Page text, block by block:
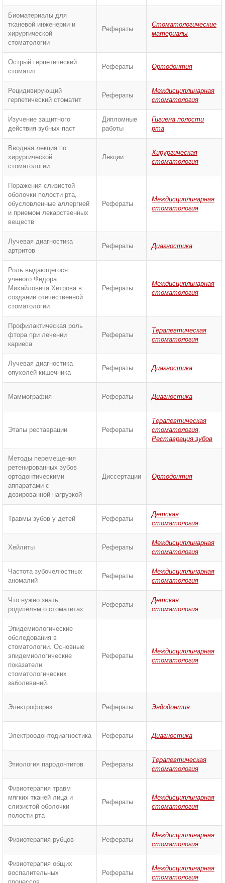
Биоматериалы для
тканевой инженерии и
хирургической
стоматологии
Рефераты
Стоматологические
материалы
Острый герпетический
стоматит
Рефераты Ортодонтия
Рецидивирующий
герпетический стоматит
Рефераты
Междисциплинарная
стоматология
Изучение защитного
действия зубных паст
Дипломные
работы
Гигиена полости
рта
Вводная лекция по
хирургической
стоматологии
Лекции
Хирургическая
стоматология
Поражения слизистой
оболочки полости рта,
обусловленные аллергией
и приемом лекарственных
веществ
Рефераты
Междисциплинарная
стоматология
Лучевая диагностика
артритов
Рефераты Диагностика
Роль выдающегося
ученого Федора
Михайловича Хитрова в
создании отечественной
стоматологии
Рефераты
Междисциплинарная
стоматология
Профилактическая роль
фтора при лечении
кариеса
Рефераты
Терапевтическая
стоматология
Лучевая диагностика
опухолей кишечника
Рефераты Диагностика
Маммография Рефераты Диагностика
Этапы реставрации Рефераты
Терапевтическая
стоматология,
Реставрация зубов
Методы перемещения
ретенированных зубов
ортодонтическими
аппаратами с
дозированной нагрузкой
Диссертации Ортодонтия
Травмы зубов у детей Рефераты
Детская
стоматология
Хейлиты Рефераты
Междисциплинарная
стоматология
Частота зубочелюстных
аномалий
Рефераты
Междисциплинарная
стоматология
Что нужно знать
родителям о стоматитах
Рефераты
Детская
стоматология
Эпидемиологические
обследования в
стоматологии. Основные
эпидемиологические
показатели
стоматологических
заболеваний.
Рефераты
Междисциплинарная
стоматология
Электрофорез Рефераты Эндодонтия
Электроодонтодиагностика Рефераты Диагностика
Этиология пародонтитов Рефераты
Терапевтическая
стоматология
Физиотерапия травм
мягких тканей лица и
слизистой оболочки
полости рта
Рефераты
Междисциплинарная
стоматология
Физиотерапия рубцов Рефераты
Междисциплинарная
стоматология
Физиотерапия общих
воспалительных
Рефераты
Междисциплинарная
стоматология